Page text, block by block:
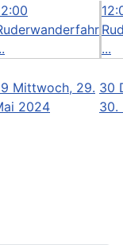
...
Mittwoch, 29.
2024
30
30.